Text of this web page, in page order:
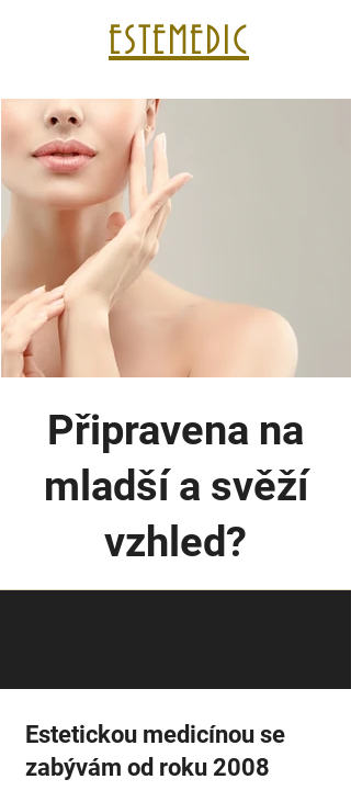
ESTEMEDIC
Připravena na
mladší a svěží
vzhled?
Estetickou medicínou se
zabývám od roku 2008